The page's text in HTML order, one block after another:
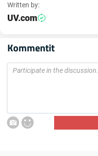
Written by:
UV.com
Kommentit